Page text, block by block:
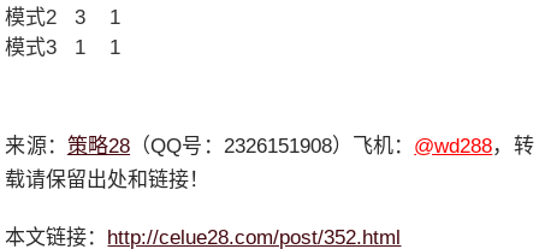
模式2 3 1
模式3 1 1
来源： 策略28 （QQ号：2326151908）飞机： @wd288，转
载请保留出处和链接！
本文链接： http://celue28.com/post/352.html